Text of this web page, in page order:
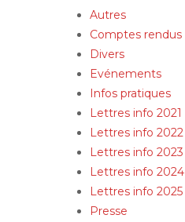
Autres
Comptes rendus
Divers
Evénements
Infos pratiques
Lettres info 2021
Lettres info 2022
Lettres info 2023
Lettres info 2024
Lettres info 2025
Presse